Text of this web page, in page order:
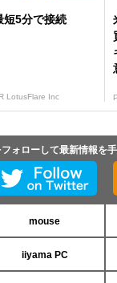
短5分で接続
LotusFlare Inc
ォローして最新情報を
mouse
iiyama PC